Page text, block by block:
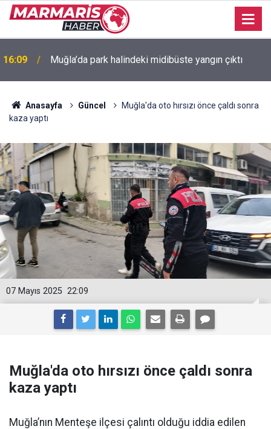
16:05
milyon TL’lik bağış protokolü imzalandı
Anasayfa Güncel
Muğla'da oto hırsızı önce çaldı sonra
kaza yaptı
22:09
07 Mayıs 2025
Muğla'da oto hırsızı önce çaldı sonra
kaza yaptı
Muğla’nın Menteşe ilçesi çalıntı olduğu iddia edilen